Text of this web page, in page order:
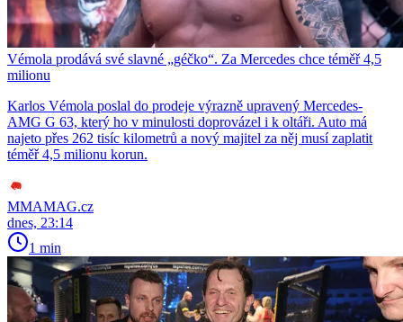
Vémola prodává své slavné „géčko“. Za Mercedes chce téměř 4,5
milionu
Karlos Vémola poslal do prodeje výrazně upravený Mercedes-
AMG G 63, který ho v minulosti doprovázel i k oltáři. Auto má
najeto přes 262 tisíc kilometrů a nový majitel za něj musí zaplatit
téměř 4,5 milionu korun.
MMAMAG.cz
dnes, 23:14
1 min